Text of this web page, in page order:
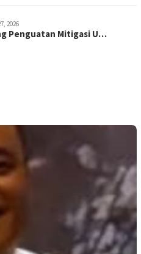
2026
Penguatan Mitigasi U…